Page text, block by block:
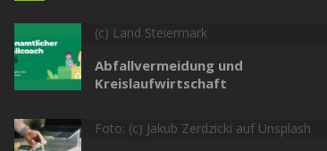
(c) Land Steiermark
Abfallvermeidung und
Kreislaufwirtschaft
Foto: (c) Jakub Zerdzicki auf Unsplash